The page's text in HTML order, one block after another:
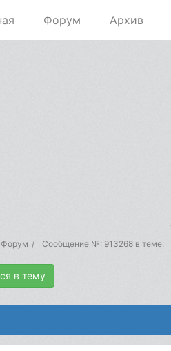
Форум Архив
Форум Сообщение №: 913268 в теме:
в тему